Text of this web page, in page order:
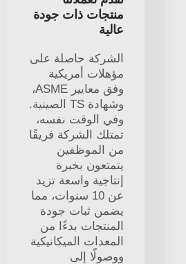
منتجات ذات جودة
عالية
الشركة حاصلة على
مؤهلات أمريكية
وفق معايير ASME،
وشهادة TS الصينية.
وفي الوقت نفسه،
تمتلك الشركة فريقًا
من الموظفين
يتمتعون بخبرة
إنتاجية واسعة تزيد
عن 10 سنوات، مما
يضمن ثبات جودة
المنتجات بدءًا من
المعدات الميكانيكية
ووصولًا إلى